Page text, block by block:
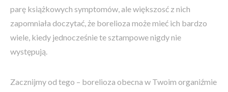
parę książkowych symptomów, ale większosć z nich
zapomniała doczytać, że borelioza może mieć ich bardzo
wiele, kiedy jednocześnie te sztampowe nigdy nie
występują.
Zacznijmy od tego – borelioza obecna w Twoim organiźmie